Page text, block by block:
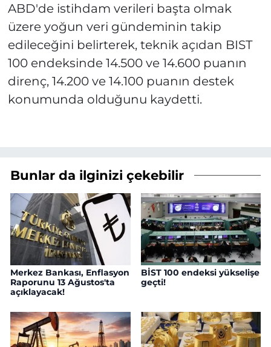
ABD'de istihdam verileri başta olmak
üzere yoğun veri gündeminin takip
edileceğini belirterek, teknik açıdan BIST
100 endeksinde 14.500 ve 14.600 puanın
direnç, 14.200 ve 14.100 puanın destek
konumunda olduğunu kaydetti.
Bunlar da ilginizi çekebilir
Merkez Bankası, Enflasyon
Raporunu 13 Ağustos'ta
açıklayacak!
BİST 100 endeksi yükselişe
geçti!